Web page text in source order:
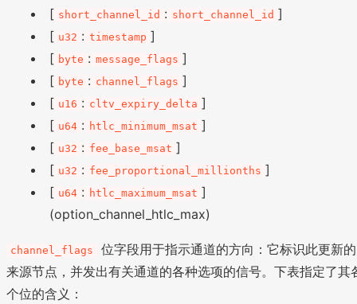
[ short_channel_id : short_channel_id ]
[ u32 : timestamp ]
[ byte : message_flags ]
[ byte : channel_flags ]
[ u16 : cltv_expiry_delta ]
[ u64 : htlc_minimum_msat ]
[ u32 : fee_base_msat ]
[ u32 : fee_proportional_millionths ]
[ u64 : htlc_maximum_msat ]
(option_channel_htlc_max)
channel_flags
位字段用于指示通道的方向：它标识此更新的
来源节点，并发出有关通道的各种选项的信号。下表指定了其
个位的含义：